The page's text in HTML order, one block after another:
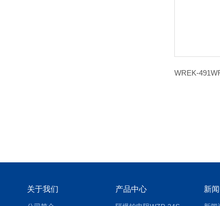
关于我们 产品中心 新